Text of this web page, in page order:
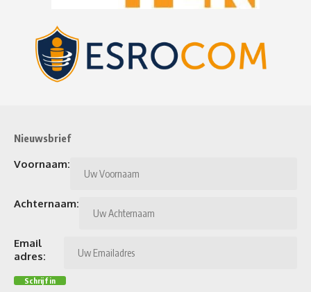
Nieuwsbrief
Voornaam:
Achternaam:
Email
adres: